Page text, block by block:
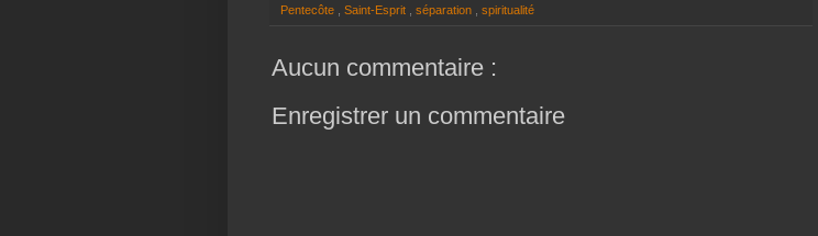
Pentecôte , Saint-Esprit , séparation , spiritualité
Aucun commentaire :
Enregistrer un commentaire